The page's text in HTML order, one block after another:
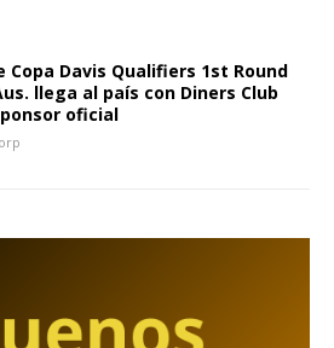
Copa Davis Qualifiers 1st Round
llega al país con Diners Club
oficial